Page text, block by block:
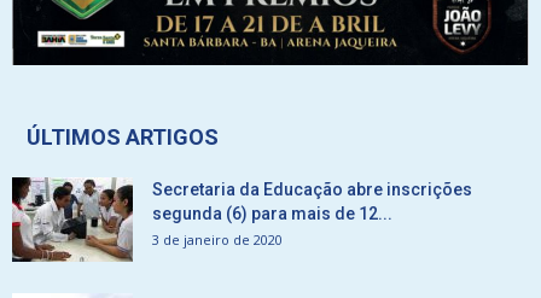
ÚLTIMOS ARTIGOS
Secretaria da Educação abre inscrições
segunda (6) para mais de 12...
3 de janeiro de 2020